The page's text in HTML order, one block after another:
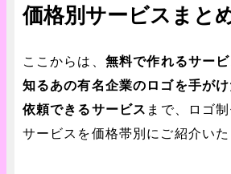
価格別サービスまと
ここからは、 無料で作れるサー
知るあの有名企業のロゴを手が
依頼できるサービス まで、ロゴ
サービスを価格帯別にご紹介いた